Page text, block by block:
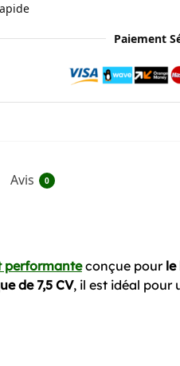
Paiement
Avis 0
performanteconçue pour le
de 7,5 CV, il est idéal pour